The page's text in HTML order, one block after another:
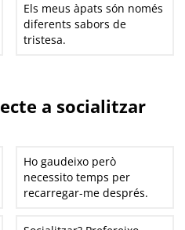
Els meus àpats són només
diferents sabors de
tristesa.
a socialitzar
Ho gaudeixo però
necessito temps per
recarregar-me després.